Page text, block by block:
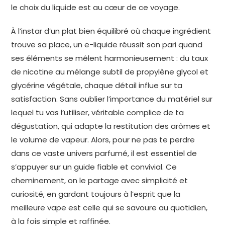
le choix du liquide est au cœur de ce voyage.
À l’instar d’un plat bien équilibré où chaque ingrédient
trouve sa place, un e-liquide réussit son pari quand
ses éléments se mêlent harmonieusement : du taux
de nicotine au mélange subtil de propylène glycol et
glycérine végétale, chaque détail influe sur ta
satisfaction. Sans oublier l’importance du matériel sur
lequel tu vas l’utiliser, véritable complice de ta
dégustation, qui adapte la restitution des arômes et
le volume de vapeur. Alors, pour ne pas te perdre
dans ce vaste univers parfumé, il est essentiel de
s’appuyer sur un guide fiable et convivial. Ce
cheminement, on le partage avec simplicité et
curiosité, en gardant toujours à l’esprit que la
meilleure vape est celle qui se savoure au quotidien,
à la fois simple et raffinée.